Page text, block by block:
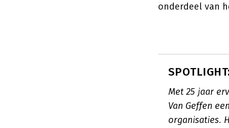
onderdeel van
Met 25 jaar
Van Geffen
organisaties.